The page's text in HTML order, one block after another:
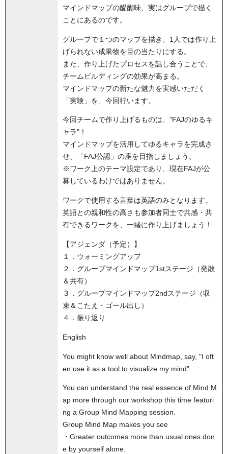
マインドマップの醍醐味、実はグループで描く
ことにあるのです。
グループで１つのマップを描き、1人では作り上
げられない成果物を目の当たりにする。
また、作り上げたプロセスを話し合うことで、
チームビルディングの効果が高まる。
マインドマップの新たな魅力を実感いただく
「実験」を、今回行います。
今回チームで作り上げるものは、"FAJのゆるキ
ャラ"！
マインドマップを活用してゆるキャラを完成さ
せ、「FAJ公認」の座を目指しましょう。
※ワーク上のテーマ設定であり、現在FAJが公
募しているわけではありません。
ワークで使用する言葉は英語のみとなります。
英語との親和性の高さも参加者同士で共感・共
有できるワークを、一緒に作り上げましょう！
【アジェンダ（予定）】
１．ウォーミングアップ
２．グループマインドマップ1stステージ（発散
＆共有）
３．グループマインドマップ2ndステージ（収
束＆こたえ・ゴール出し）
４．振り返り
English
You might know well about Mindmap, say, "I oft
en use it as a tool to visualize my mind".
You can understand the real essence of Mind M
ap more through our workshop this time featuri
ng a Group Mind Mapping session.
Group Mind Map makes you see
・Greater outcomes more than usual ones don
e by yourself alone.